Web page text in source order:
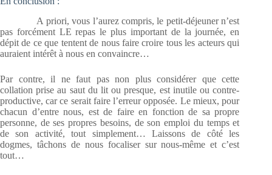
A priori, vous l’aurez compris, le petit-déjeuner n’est
pas forcément LE repas le plus important de la journée, en
dépit de ce que tentent de nous faire croire tous les acteurs qui
auraient intérêt à nous en convaincre…
Par contre, il ne faut pas non plus considérer que cette
collation prise au saut du lit ou presque, est inutile ou contre-
productive, car ce serait faire l’erreur opposée. Le mieux, pour
chacun d’entre nous, est de faire en fonction de sa propre
personne, de ses propres besoins, de son emploi du temps et
de son activité, tout simplement… Laissons de côté les
dogmes, tâchons de nous focaliser sur nous-même et c’est
tout…